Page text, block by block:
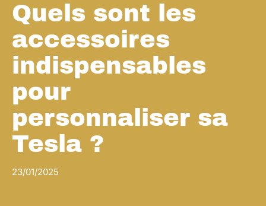
Quels sont les
accessoires
indispensables
pour
personnaliser sa
Tesla ?
23/01/2025